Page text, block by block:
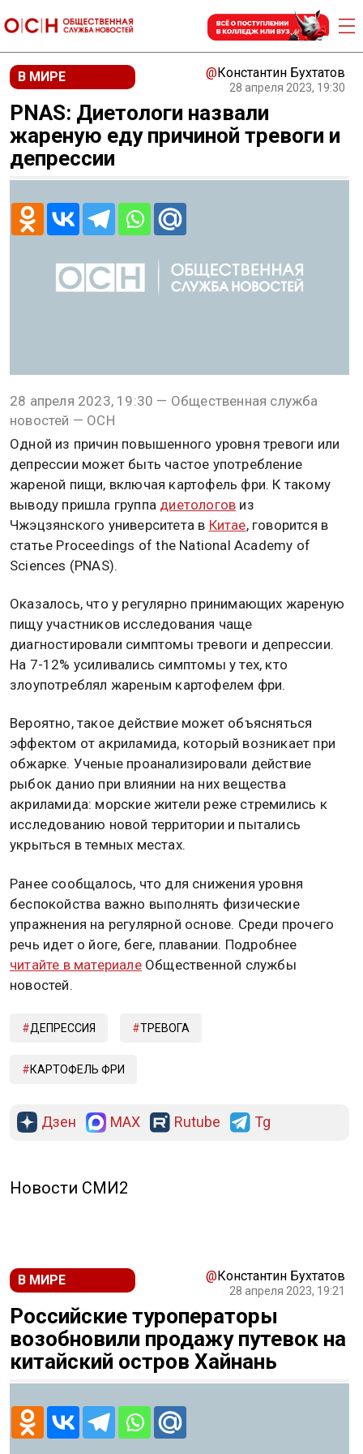
В МИРЕ @Константин Бухтатов
28 апреля 2023, 19:30
PNAS: Диетологи назвали
жареную еду причиной тревоги и
депрессии
28 апреля 2023, 19:30 — Общественная служба
новостей — ОСН
Одной из причин повышенного уровня тревоги или
депрессии может быть частое употребление
жареной пищи, включая картофель фри. К такому
выводу пришла группа диетологов из
Чжэцзянского университета в Китае, говорится в
статье Proceedings of the National Academy of
Sciences (PNAS).
Оказалось, что у регулярно принимающих жареную
пищу участников исследования чаще
диагностировали симптомы тревоги и депрессии.
На 7-12% усиливались симптомы у тех, кто
злоупотреблял жареным картофелем фри.
Вероятно, такое действие может объясняться
эффектом от акриламида, который возникает при
обжарке. Ученые проанализировали действие
рыбок данио при влиянии на них вещества
акриламида: морские жители реже стремились к
исследованию новой территории и пытались
укрыться в темных местах.
Ранее сообщалось, что для снижения уровня
беспокойства важно выполнять физические
упражнения на регулярной основе. Среди прочего
речь идет о йоге, беге, плавании. Подробнее
читайте в материалеОбщественной службы
новостей.
ДЕПРЕССИЯ ТРЕВОГА
КАРТОФЕЛЬ ФРИ
Дзен MAX Rutube Tg
Новости СМИ2
В МИРЕ @Константин Бухтатов
28 апреля 2023, 19:21
Российские туроператоры
возобновили продажу путевок на
китайский остров Хайнань